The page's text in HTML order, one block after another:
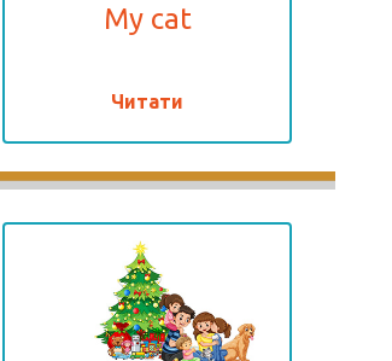
My cat
Читати